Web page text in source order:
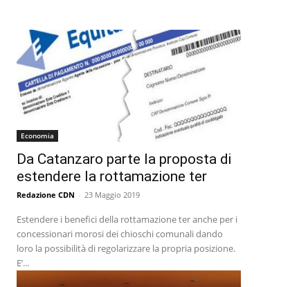
Economia
Da Catanzaro parte la proposta di
estendere la rottamazione ter
Redazione CDN - 23 Maggio 2019
Estendere i benefici della rottamazione ter anche per i
concessionari morosi dei chioschi comunali dando
loro la possibilità di regolarizzare la propria posizione.
E’...